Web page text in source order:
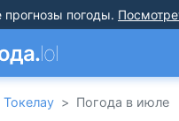
прогнозы погоды.
lol
Токелау > Погода в июле